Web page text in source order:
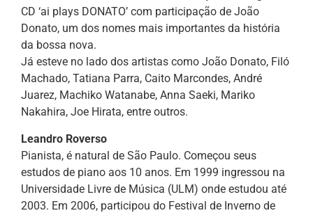
CD ‘ai plays DONATO’ com participação de João
Donato, um dos nomes mais importantes da história
da bossa nova.
Já esteve no lado dos artistas como João Donato, Filó
Machado, Tatiana Parra, Caito Marcondes, André
Juarez, Machiko Watanabe, Anna Saeki, Mariko
Nakahira, Joe Hirata, entre outros.
Leandro Roverso
Pianista, é natural de São Paulo. Começou seus
estudos de piano aos 10 anos. Em 1999 ingressou na
Universidade Livre de Música (ULM) onde estudou até
2003. Em 2006, participou do Festival de Inverno de